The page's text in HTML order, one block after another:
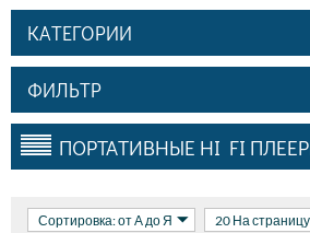
КАТЕГОРИИ
ФИЛЬТР
ПОРТАТИВНЫЕ HI FI
Сортировка: от А до Я 20 На страницу